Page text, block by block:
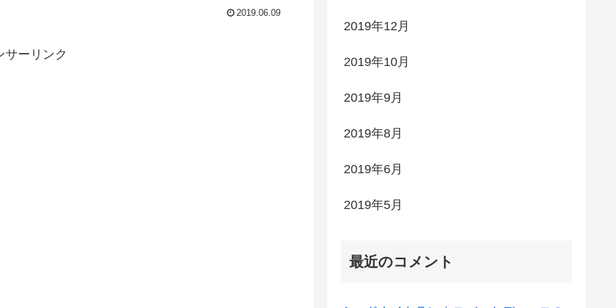
2019.06.09
サーリンク
2019年12月
2019年10月
2019年9月
2019年8月
2019年6月
2019年5月
最近のコメント